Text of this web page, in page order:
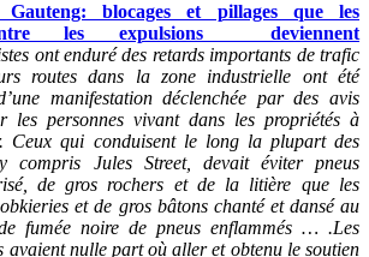
blocages et pillages que les
les expulsions deviennent
ont enduré des retards importants de trafic
routes dans la zone industrielle ont été
manifestation déclenchée par des avis
les personnes vivant dans les propriétés à
Ceux qui conduisent le long la plupart des
compris Jules Street, devait éviter pneus
de gros rochers et de la litière que les
et de gros bâtons chanté et dansé au
fumée noire de pneus enflammés … .Les
avaient nulle part où aller et obtenu le soutien